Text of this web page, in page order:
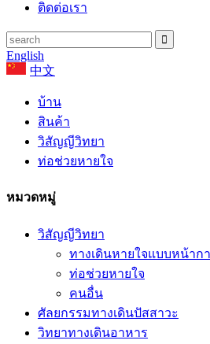
ติดต่อเรา
English
中文
บ้าน
สินค้า
วิสัญญีวิทยา
ท่อช่วยหายใจ
หมวดหมู่
วิสัญญีวิทยา
ทางเดินหายใจแบบหน้าก
ท่อช่วยหายใจ
คนอื่น
ศัลยกรรมทางเดินปัสสาวะ
วิทยาทางเดินอาหาร